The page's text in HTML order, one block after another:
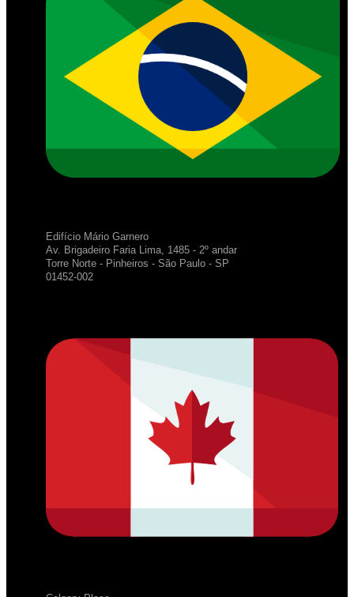
Edifício Mário Garnero
Av. Brigadeiro Faria Lima, 1485 - 2º andar
Torre Norte - Pinheiros - São Paulo - SP
01452-002